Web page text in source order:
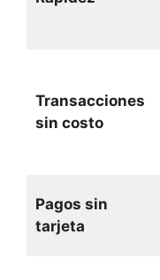
Transacciones
sin costo
Pagos sin
tarjeta